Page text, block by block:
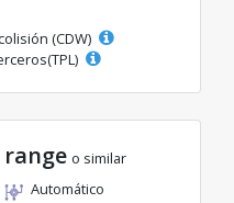
(CDW)
range o similar
Automático